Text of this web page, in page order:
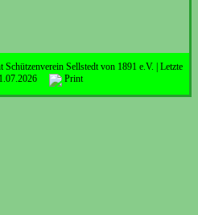
Schützenverein Sellstedt von 1891 e.V. | Letzte
Print